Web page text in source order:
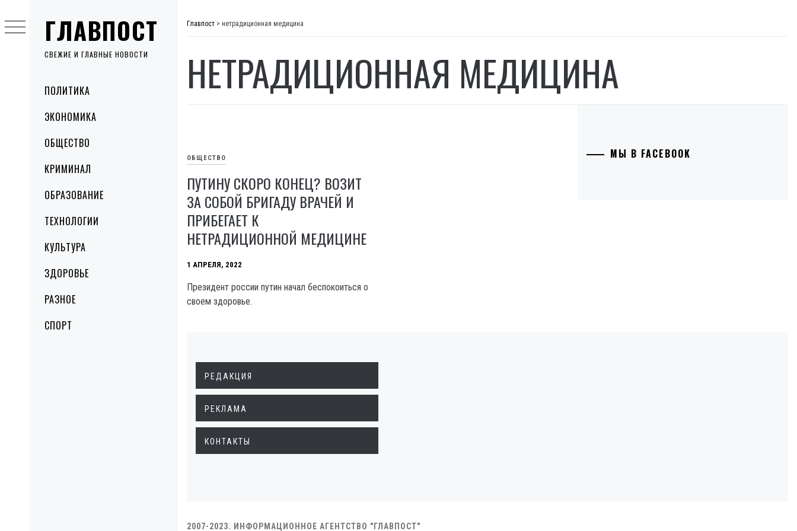
ГЛАВПОСТ
СВЕЖИЕ И ГЛАВНЫЕ НОВОСТИ
MenuПОЛИТИКА
ЭКОНОМИКА
ОБЩЕСТВО
КРИМИНАЛ
ОБРАЗОВАНИЕ
ТЕХНОЛОГИИ
КУЛЬТУРА
ЗДОРОВЬЕ
РАЗНОЕ
СПОРТ
to
content
Главпост > нетрадиционная медицина
НЕТРАДИЦИОННАЯ МЕДИЦИНА
ОБЩЕСТВО
ПУТИНУ СКОРО КОНЕЦ? ВОЗИТ
ЗА СОБОЙ БРИГАДУ ВРАЧЕЙ И
ПРИБЕГАЕТ К
НЕТРАДИЦИОННОЙ МЕДИЦИНЕ
1 АПРЕЛЯ, 2022
Президент россии путин начал беспокоиться о
своем здоровье.
МЫ В FACEBOOK
РЕДАКЦИЯ
РЕКЛАМА
КОНТАКТЫ
2007-2023. ИНФОРМАЦИОННОЕ АГЕНТСТВО "ГЛАВПОСТ"